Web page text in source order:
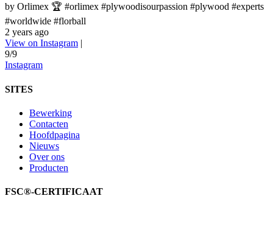
by Orlimex 🏆 #orlimex #plywoodisourpassion #plywood #experts
#worldwide #florball
2 years ago
View on Instagram |
9/9
Instagram
SITES
Bewerking
Contacten
Hoofdpagina
Nieuws
Over ons
Producten
FSC®-CERTIFICAAT